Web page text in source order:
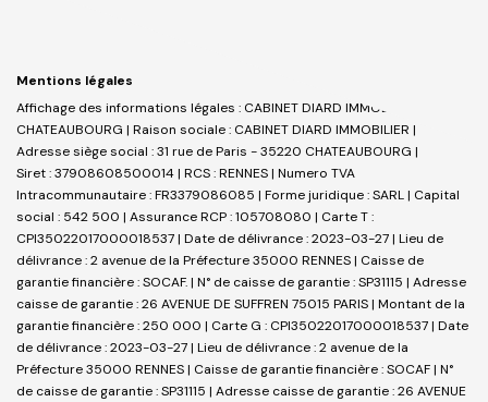
Mentions légales
Affichage des informations légales : CABINET DIARD IMMOBILIER _
CHATEAUBOURG | Raison sociale : CABINET DIARD IMMOBILIER |
Adresse siège social : 31 rue de Paris - 35220 CHATEAUBOURG |
Siret : 37908608500014 | RCS : RENNES | Numero TVA
Intracommunautaire : FR3379086085 | Forme juridique : SARL | Capital
social : 542 500 | Assurance RCP : 105708080 | Carte T :
CPI35022017000018537 | Date de délivrance : 2023-03-27 | Lieu de
délivrance : 2 avenue de la Préfecture 35000 RENNES | Caisse de
garantie financière : SOCAF. | N° de caisse de garantie : SP31115 | Adresse
caisse de garantie : 26 AVENUE DE SUFFREN 75015 PARIS | Montant de la
garantie financière : 250 000 | Carte G : CPI35022017000018537 | Date
de délivrance : 2023-03-27 | Lieu de délivrance : 2 avenue de la
Préfecture 35000 RENNES | Caisse de garantie financière : SOCAF | N°
de caisse de garantie : SP31115 | Adresse caisse de garantie : 26 AVENUE